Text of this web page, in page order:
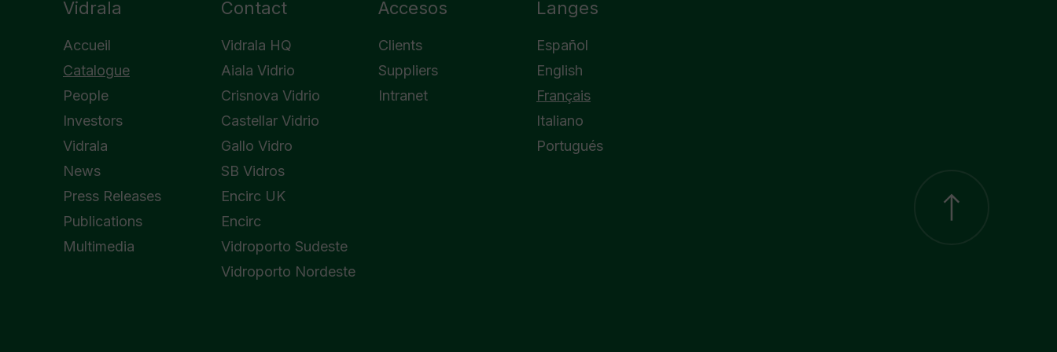
Vidrala
Accueil
Catalogue
People
Investors
Vidrala
News
Press Releases
Publications
Multimedia
Contact
Vidrala HQ
Aiala Vidrio
Crisnova Vidrio
Castellar Vidrio
Gallo Vidro
SB Vidros
Encirc UK
Encirc
Vidroporto Sudeste
Vidroporto Nordeste
Accesos
Clients
Suppliers
Intranet
Langes
Español
English
Français
Italiano
Portugués